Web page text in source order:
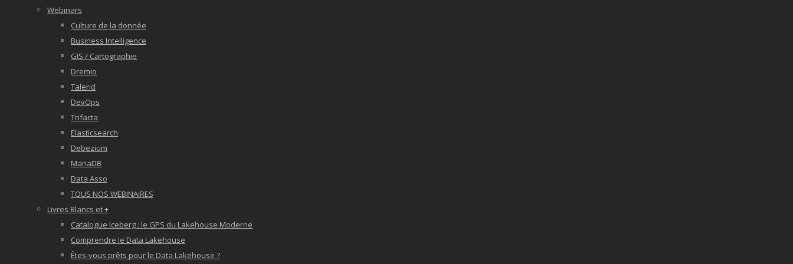
Webinars
Culture de la donnée
Business Intelligence
GIS / Cartographie
Dremio
Talend
DevOps
Trifacta
Elasticsearch
Debezium
MariaDB
Data Asso
TOUS NOS WEBINAIRES
Livres Blancs et +
Catalogue Iceberg : le GPS du Lakehouse Moderne
Comprendre le Data Lakehouse
Êtes-vous prêts pour le Data Lakehouse ?